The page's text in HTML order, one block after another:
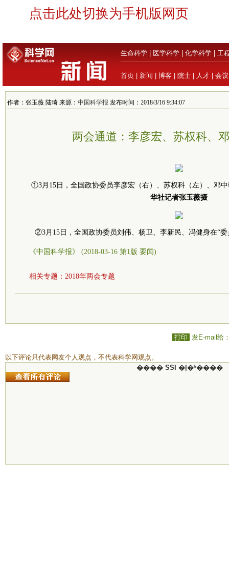
点击此处切换为手机版网页
生命科学 医学科学 化学科学 工
首页 新闻 博客 院士 人才 会议
作者：张玉薇 陆琦 来源： 中国科学报 发布时间：2018/3/16 9:34:07
两会通道：李彦宏、苏权科、
①3月15日，全国政协委员李彦宏（右）、苏权科（左）、邓
华社记者张玉薇摄
②3月15日，全国政协委员刘伟、杨卫、李新民、冯健身在“委
《中国科学报》 (2018-03-16 第1版 要闻)
相关专题： 2018年两会专题
打印 发E-mail给
以下评论只代表网友个人观点，不代表科学网观点。
���� SSI �ļ�ʱ����